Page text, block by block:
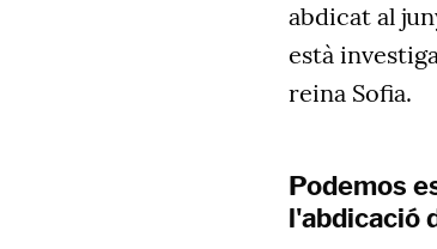
abdicat al
està
reina Sofia.
Podemos
l'abdicació